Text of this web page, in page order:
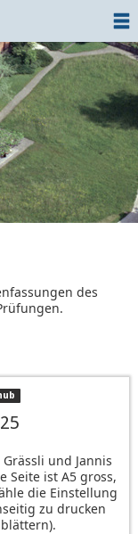
des
und Jannis
Seite ist A5 gross,
die Einstellung
zu drucken